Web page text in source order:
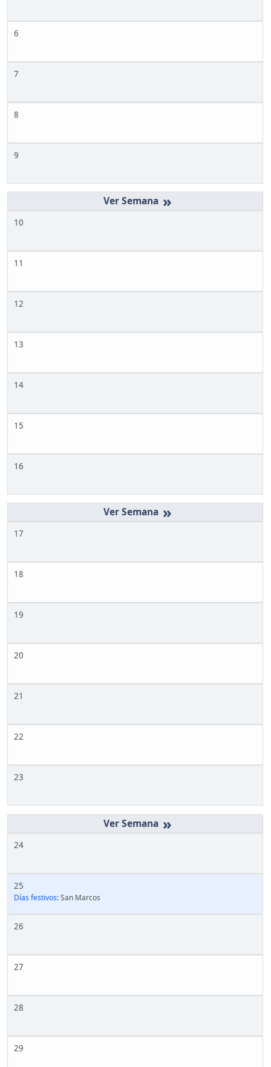
6
7
8
9
»
10
11
12
13
14
15
16
»
17
18
19
20
21
22
23
»
24
25
Días festivos:San Marcos
26
27
28
29